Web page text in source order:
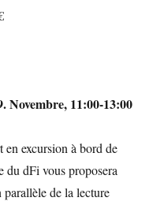
Novembre, 11:00-13:00
en excursion à bord de
du dFi vous proposera
parallèle de la lecture